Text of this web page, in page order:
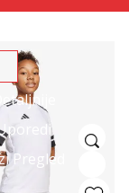
Detaljnije
Pregled